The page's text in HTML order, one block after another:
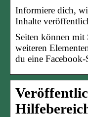
Informiere dich,
Inhalte
Seiten können mit
weiteren
du eine Facebook-